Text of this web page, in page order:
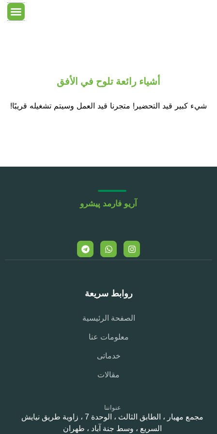
أشياء رائعة تلوح في الأفق
شيء كبير قيد التحضير! متجرنا قيد العمل وسيتم تشغيله قريبًا!
آریو فارمد پیشرو
روابط سريعة
الصفحة الرئيسية
معلومات عنا
خدماتی
مقالات
عنواننا
مجمع مهيار ، الطابق الثالث ، الوحدة 7 ، زاوية طريق نيايش
السريع ، وسط جنة آباد ، طهران